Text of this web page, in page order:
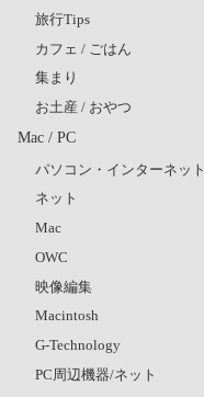
旅行Tips
カフェ / ごはん
集まり
お土産 / おやつ
Mac / PC
パソコン・インターネット
ネット
Mac
OWC
映像編集
Macintosh
G-Technology
PC周辺機器/ネット